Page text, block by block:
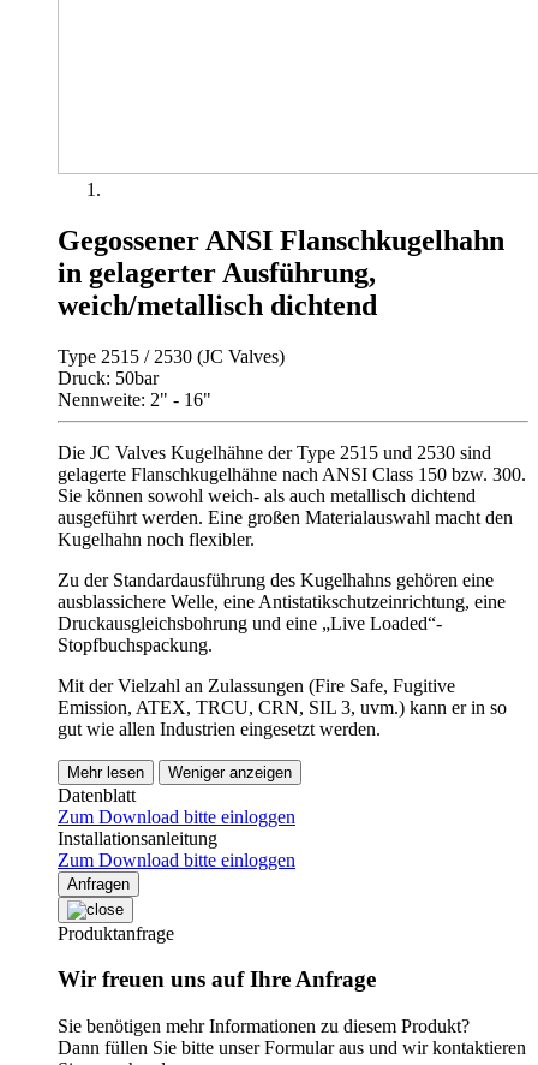
Gegossener ANSI Flanschkugelhahn
in gelagerter Ausführung,
weich/metallisch dichtend
Type 2515 / 2530 (JC Valves)
Druck: 50bar
Nennweite: 2" - 16"
Die JC Valves Kugelhähne der Type 2515 und 2530 sind
gelagerte Flanschkugelhähne nach ANSI Class 150 bzw. 300.
Sie können sowohl weich- als auch metallisch dichtend
ausgeführt werden. Eine großen Materialauswahl macht den
Kugelhahn noch flexibler.
Zu der Standardausführung des Kugelhahns gehören eine
ausblassichere Welle, eine Antistatikschutzeinrichtung, eine
Druckausgleichsbohrung und eine „Live Loaded“-
Stopfbuchspackung.
Mit der Vielzahl an Zulassungen (Fire Safe, Fugitive
Emission, ATEX, TRCU, CRN, SIL 3, uvm.) kann er in so
gut wie allen Industrien eingesetzt werden.
Mehr lesen Weniger anzeigen
Datenblatt
Zum Download bitte einloggen
Installationsanleitung
Zum Download bitte einloggen
Anfragen
Produktanfrage
Wir freuen uns auf Ihre Anfrage
Sie benötigen mehr Informationen zu diesem Produkt?
Dann füllen Sie bitte unser Formular aus und wir kontaktieren